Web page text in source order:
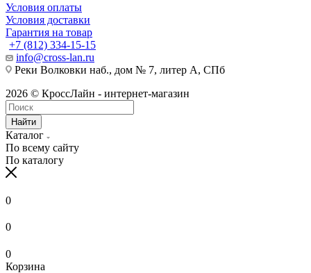
Условия оплаты
Условия доставки
Гарантия на товар
+7 (812) 334-15-15
info@cross-lan.ru
Реки Волковки наб., дом № 7, литер А, СПб
2026 © КроссЛайн - интернет-магазин
Найти
Каталог
По всему сайту
По каталогу
0
0
0
Корзина